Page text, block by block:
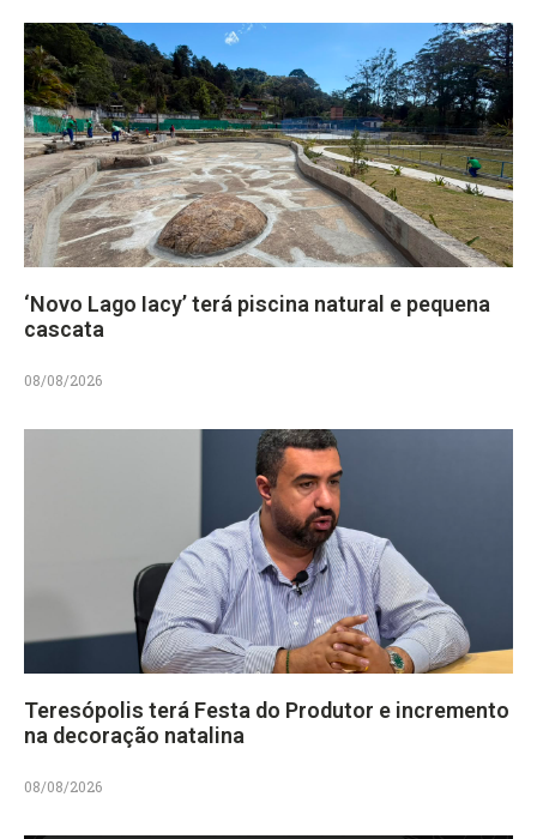
‘Novo Lago Iacy’ terá piscina natural e pequena
cascata
08/08/2026
Teresópolis terá Festa do Produtor e incremento
na decoração natalina
08/08/2026